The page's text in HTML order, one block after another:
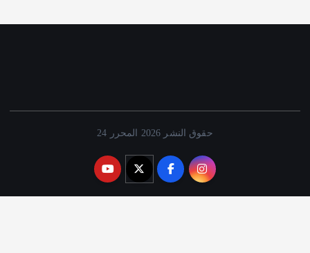
حقوق النشر 2026 المحرر 24